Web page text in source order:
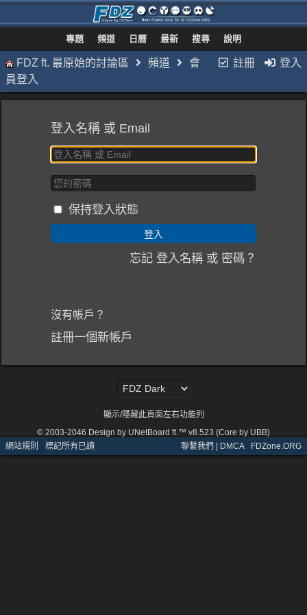
專題 頻道 日曆 最新 搜尋 說明
註冊 登入
FDZ ft. 最原始的討論區 頻道
會
員登入
登入名稱 或 Email
保持登入狀態
忘記 登入名稱 或 密碼？
沒有帳戶？
註冊一個新帳戶
顯示/隱藏此頁面左右功能列
© 2003-2046 Design by UNetBoard ft.™ v8.523 (Core by UBB)
網站規則 · 標記所有已讀 聯繫我們 | DMCA· FDZone.ORG